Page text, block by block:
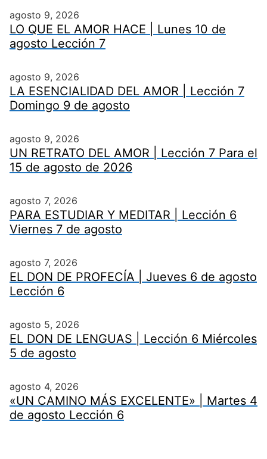
agosto 9, 2026
LO QUE EL AMOR HACE | Lunes 10 de
agosto Lección 7
agosto 9, 2026
LA ESENCIALIDAD DEL AMOR | Lección 7
Domingo 9 de agosto
agosto 9, 2026
UN RETRATO DEL AMOR | Lección 7 Para el
15 de agosto de 2026
agosto 7, 2026
PARA ESTUDIAR Y MEDITAR | Lección 6
Viernes 7 de agosto
agosto 7, 2026
EL DON DE PROFECÍA | Jueves 6 de agosto
Lección 6
agosto 5, 2026
EL DON DE LENGUAS | Lección 6 Miércoles
5 de agosto
agosto 4, 2026
«UN CAMINO MÁS EXCELENTE» | Martes 4
de agosto Lección 6